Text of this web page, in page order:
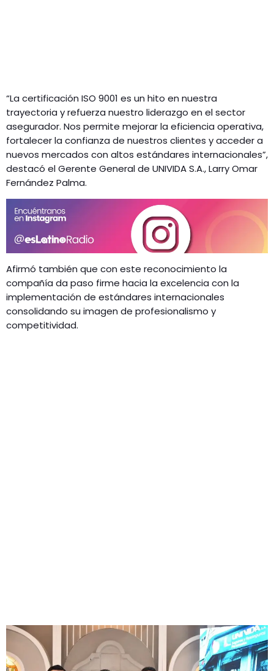
“La certificación ISO 9001 es un hito en nuestra
trayectoria y refuerza nuestro liderazgo en el sector
asegurador. Nos permite mejorar la eficiencia operativa,
fortalecer la confianza de nuestros clientes y acceder a
nuevos mercados con altos estándares internacionales”,
destacó el Gerente General de UNIVIDA S.A., Larry Omar
Fernández Palma.
Afirmó también que con este reconocimiento la
compañía da paso firme hacia la excelencia con la
implementación de estándares internacionales
consolidando su imagen de profesionalismo y
competitividad.